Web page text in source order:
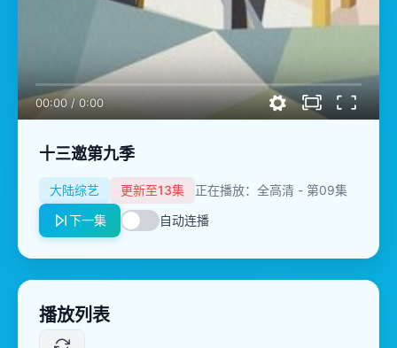
00:00/ 0:00
十三邀第九季
大陆综艺 更新至13集
正在播放：全高清 - 第09集
下一集
自动连播
播放列表